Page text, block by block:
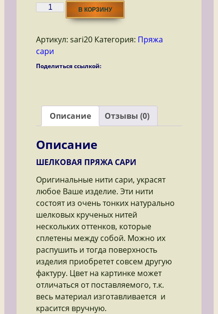
Количество
20
В КОРЗИНУ
Артикул: sari20 Категория: Пряжа
сари
Поделиться ссылкой:
Описание Отзывы (0)
Описание
ШЕЛКОВАЯ ПРЯЖА САРИ
Оригинальные нити сари, украсят
любое Ваше изделие. Эти нити
состоят из очень тонких натурально
шелковых крученых нитей
нескольких оттенков, которые
сплетены между собой. Можно их
распушить и тогда поверхность
изделия приобретет совсем другую
фактуру. Цвет на картинке может
отличаться от поставляемого, т.к.
весь материал изготавливается и
красится вручную.